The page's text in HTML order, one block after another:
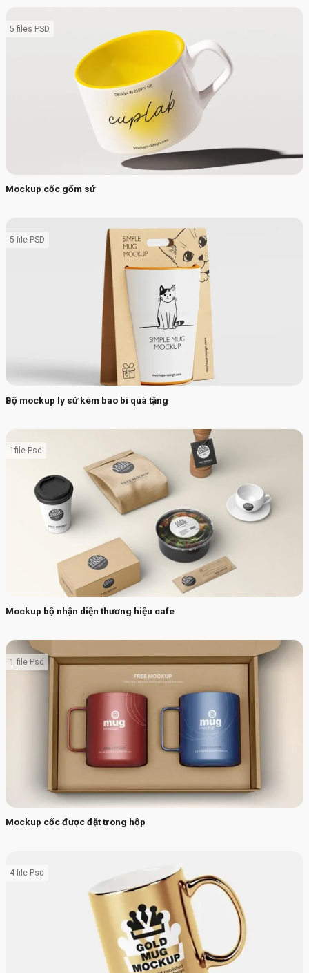
Mockup cốc gốm sứ
5 files PSD
Bộ mockup ly sứ kèm bao bì quà tặng
5 file PSD
Mockup bộ nhận diện thương hiệu cafe
1file Psd
Mockup cốc được đặt trong hộp
1 file Psd
4 file Psd